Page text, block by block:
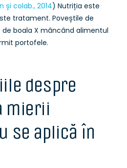
și colab., 2014) Nutriția este
tratament. Poveștile de
boala X mâncând alimentul
portofele.
despre
mierii
se aplică în